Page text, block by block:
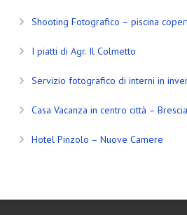
Shooting Fotografico – piscina
I piatti di Agr. Il Colmetto
Servizio fotografico di interni in
Casa Vacanza in centro città – Brescia
Hotel Pinzolo – Nuove Camere